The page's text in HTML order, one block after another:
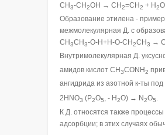
СН3-СН2ОН → СН2=СН2 + Н2О.
Образование этилена -
межмолекулярная Д. с
CH3CH3-O-Н+Н-О-СН2СН3 →
Внутримолекулярная Д.
амидов кислот СН3СОNН2
ангидрида из азотной к-ты
2HNO3 (P2O5, - H2O) → N2O5.
К Д. относятся также
адсорбции; в этих случаях